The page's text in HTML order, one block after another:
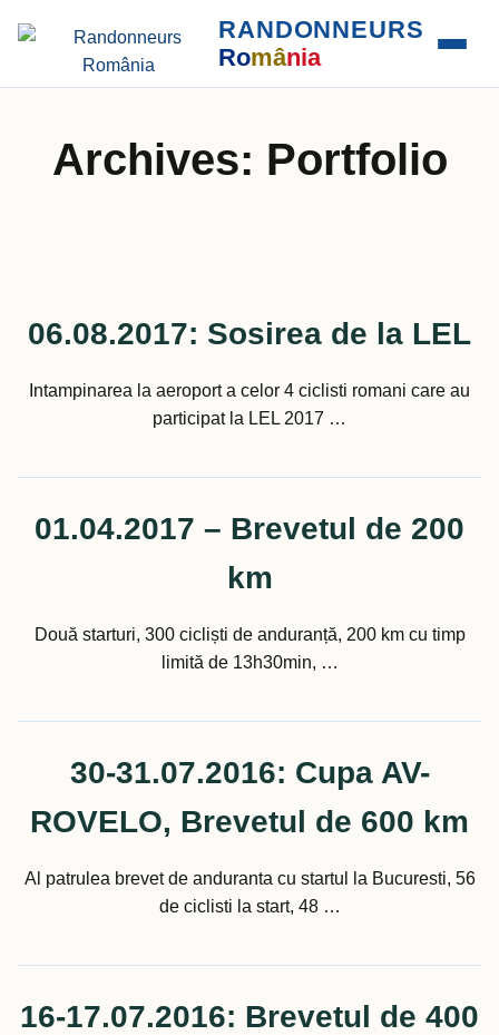
RANDONNEURS
România
Archives: Portfolio
06.08.2017: Sosirea de la LEL
Intampinarea la aeroport a celor 4 ciclisti romani care au
participat la LEL 2017 …
01.04.2017 – Brevetul de 200
km
Două starturi, 300 cicliști de anduranță, 200 km cu timp
limită de 13h30min, …
30-31.07.2016: Cupa AV-
ROVELO, Brevetul de 600 km
Al patrulea brevet de anduranta cu startul la Bucuresti, 56
de ciclisti la start, 48 …
16-17.07.2016: Brevetul de 400